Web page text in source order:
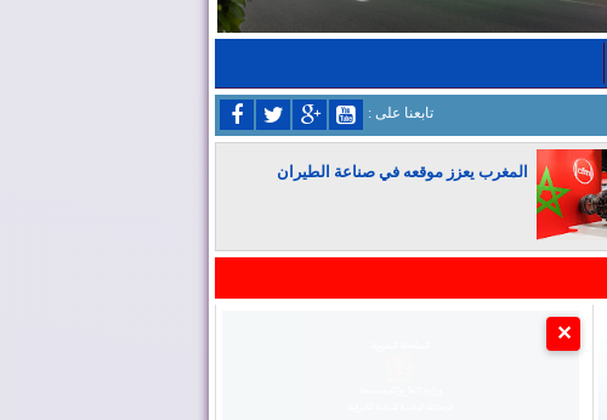
: تابعنا على
المغرب يعزز موقعه في صناعة الطيران
✕